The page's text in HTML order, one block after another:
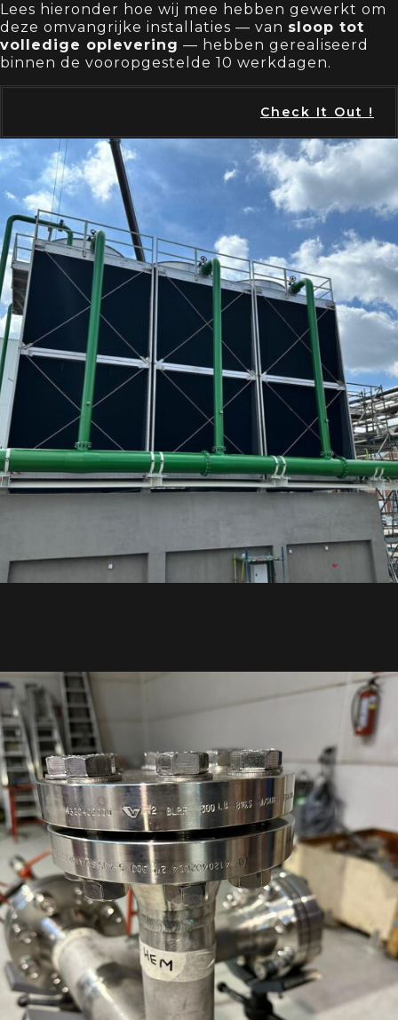
Lees hieronder hoe wij mee hebben gewerkt om
deze omvangrijke installaties — van sloop tot
volledige oplevering — hebben gerealiseerd
binnen de vooropgestelde 10 werkdagen.
Check It Out !